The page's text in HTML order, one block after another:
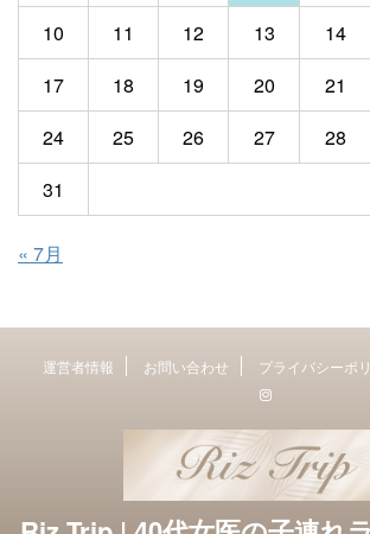
10
11 12 13 14
17
18 19 20 21
24
25 26 27 28
31
« 7月
運営者情報 お問い合わせ プライバシーポ